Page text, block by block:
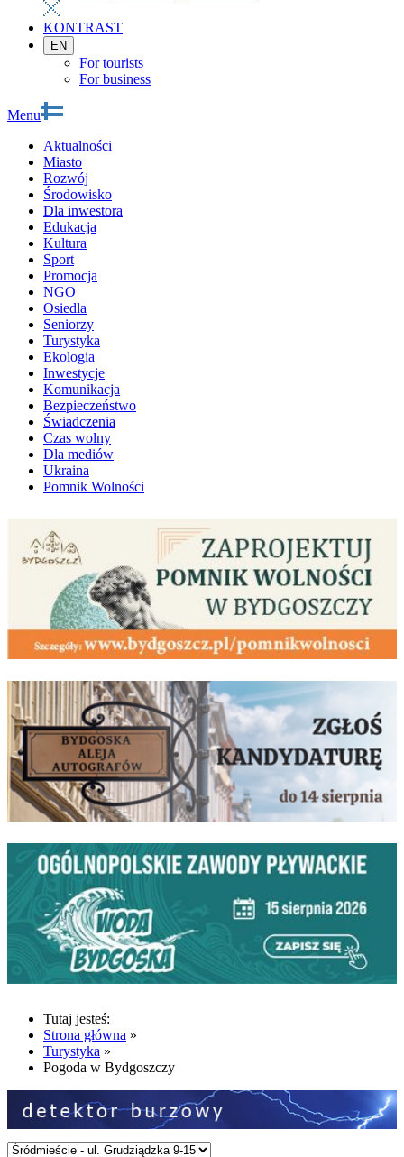
KONTRAST
EN
For tourists
For business
Menu
Aktualności
Miasto
Rozwój
Środowisko
Dla inwestora
Edukacja
Kultura
Sport
Promocja
NGO
Osiedla
Seniorzy
Turystyka
Ekologia
Inwestycje
Komunikacja
Bezpieczeństwo
Świadczenia
Czas wolny
Dla mediów
Ukraina
Pomnik Wolności
Tutaj jesteś:
Strona główna »
Turystyka »
Pogoda w Bydgoszczy